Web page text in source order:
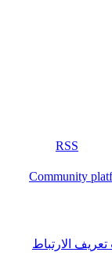
RSS
Community
تعريف الارتباط